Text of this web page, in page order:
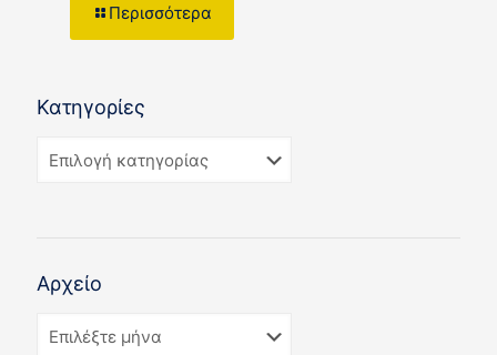
Περισσότερα
Κατηγορίες
Αρχείο